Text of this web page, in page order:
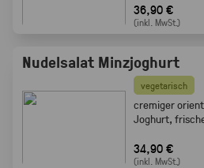
36,90 €
(inkl. MwSt.)
Nudelsalat Minzjoghurt
vegetarisch
cremiger
Joghurt,
34,90 €
(inkl. MwSt.)